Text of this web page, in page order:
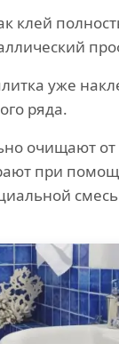
клей
уже
ряда.
очищают от
при